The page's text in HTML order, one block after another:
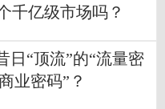
千亿级市场吗？
日“顶流”的“流量密
业密码”？